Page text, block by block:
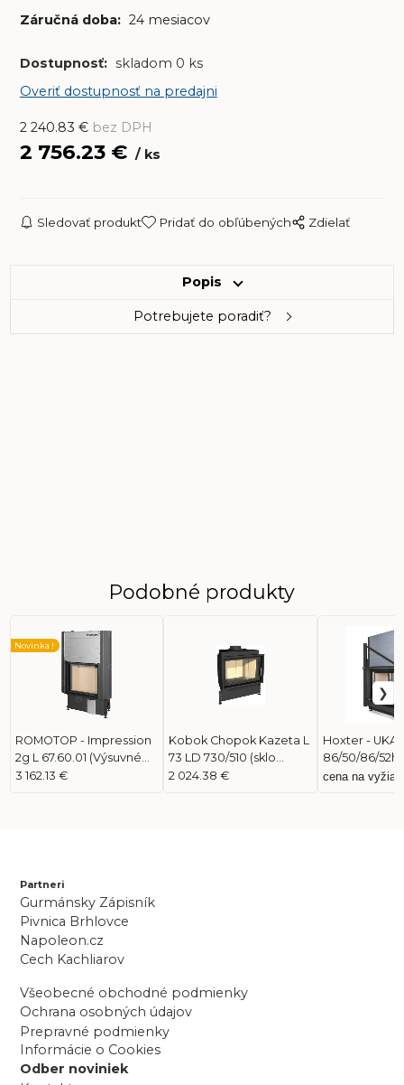
Záručná doba: 24 mesiacov
Dostupnosť: skladom 0 ks
Overiť dostupnosť na predajni
2 240.83 € bez DPH
2 756.23€ ks
Sledovať produkt Pridať do obľúbených Zdielať
Popis
Potrebujete poradiť?
Podobné produkty
ROMOTOP - Impression
2g L 67.60.01 (Výsuvné
dvere a dvojité
Novinka !
3 162.13 €
Kobok Chopok Kazeta L
73 LD 730/510 (sklo
modern)
2 024.38 €
Hoxter - UKA
86/50/86/52h
cena na
Partneri
Gurmánsky Zápisník
Pivnica Brhlovce
Napoleon.cz
Cech Kachliarov
Všeobecné obchodné podmienky
Ochrana osobných údajov
Prepravné podmienky
Informácie o Cookies
Odber noviniek